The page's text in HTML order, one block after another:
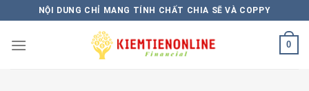
to
content
NỘI DUNG CHỈ MANG TÍNH CHẤT CHIA SẼ VÀ COPPY
0